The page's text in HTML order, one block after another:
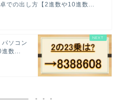
での出し方【2進数や10進数...
ソコン
進数...